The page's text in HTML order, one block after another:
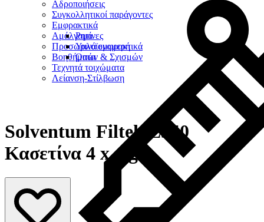
Αδροποιήσεις
Συγκολλητικοί παράγοντες
Εμφρακτικά
Ρητίνες
Υαλοϊονομερή
Οπών & Σχισμών
Αμάλγαμα
Προσωρινά εμφρακτικά
Βοηθήματα
Τεχνητά τοιχώματα
Λείανση-Στίλβωση
Solventum Filtek Z550
Κασετίνα 4 x 4 gr